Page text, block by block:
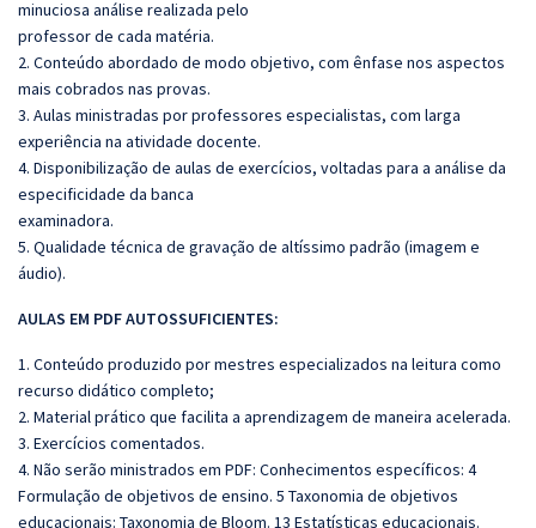
minuciosa análise realizada pelo
professor de cada matéria.
2. Conteúdo abordado de modo objetivo, com ênfase nos aspectos
mais cobrados nas provas.
3. Aulas ministradas por professores especialistas, com larga
experiência na atividade docente.
4. Disponibilização de aulas de exercícios, voltadas para a análise da
especificidade da banca
examinadora.
5. Qualidade técnica de gravação de altíssimo padrão (imagem e
áudio).
AULAS EM PDF AUTOSSUFICIENTES:
1. Conteúdo produzido por mestres especializados na leitura como
recurso didático completo;
2. Material prático que facilita a aprendizagem de maneira acelerada.
3. Exercícios comentados.
4. Não serão ministrados em PDF: Conhecimentos específicos: 4
Formulação de objetivos de ensino. 5 Taxonomia de objetivos
educacionais: Taxonomia de Bloom. 13 Estatísticas educacionais.